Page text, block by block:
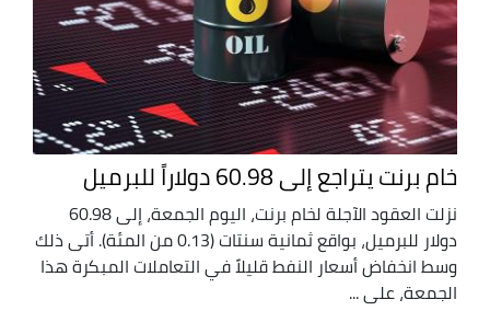
خام برنت يتراجع إلى 60.98 دولاراً للبرميل
نزلت العقود الآجلة لخام برنت، اليوم الجمعة، إلى 60.98
دولار للبرميل، بواقع ثمانية سنتات (0.13 من المئة). أتى ذلك
وسط انخفاض أسعار النفط قليلاً في التعاملات المبكرة هذا
الجمعة، على ...